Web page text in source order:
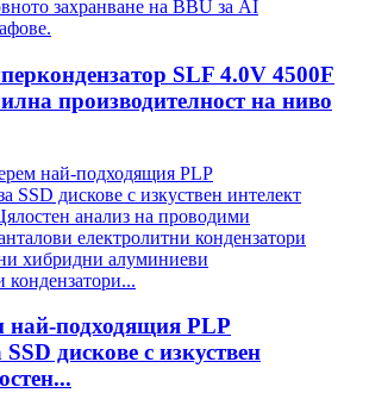
SLF 4.0V 4500F
производителност на ниво
най-подходящия PLP
дискове с изкуствен